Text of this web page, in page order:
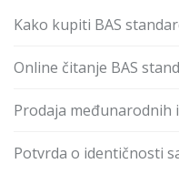
Kako kupiti BAS
Online čitanje BAS
Prodaja međunarodnih
Potvrda o identičnosti